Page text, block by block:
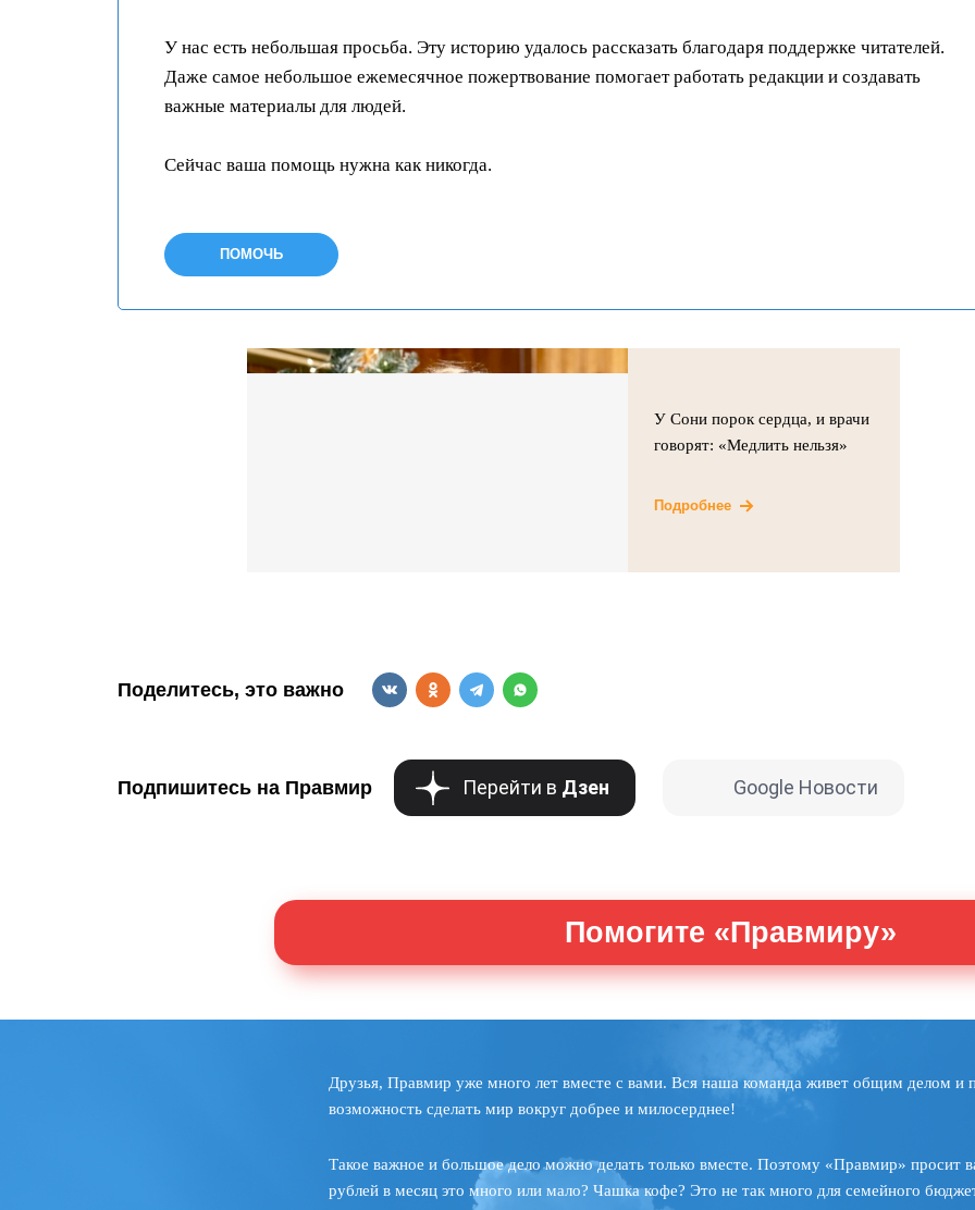
У нас есть небольшая просьба. Эту историю удалось рассказать благодаря поддержке читателей.
Даже самое небольшое ежемесячное пожертвование помогает работать редакции и создавать
важные материалы для людей.
Сейчас ваша помощь нужна как никогда.
ПОМОЧЬ
У Сони порок сердца, и врачи
говорят: «Медлить нельзя»
Подробнее
Поделитесь, это важно
Подпишитесь на Правмир Перейти в Дзен Google Новости
Помогите «Правмиру»
Друзья, Правмир уже много лет вместе с вами. Вся наша команда живет общим делом и
возможность сделать мир вокруг добрее и милосерднее!
Такое важное и большое дело можно делать только вместе. Поэтому «Правмир» просит
рублей в месяц это много или мало? Чашка кофе? Это не так много для семейного